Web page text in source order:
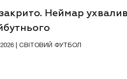
Неймар
2026 | СВІТОВИЙ ФУТБОЛ